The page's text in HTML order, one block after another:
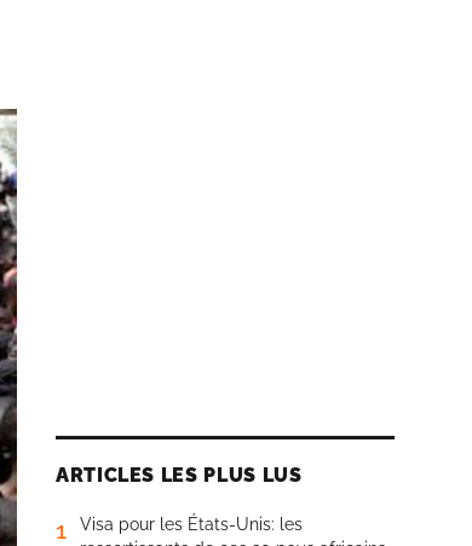
ARTICLES LES PLUS LUS
1
Visa pour les États-Unis: les